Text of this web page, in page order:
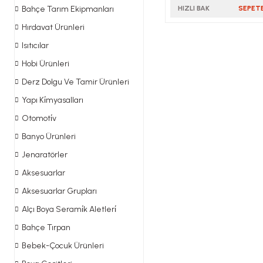
Bahçe Tarım Ekipmanları
Hırdavat Ürünleri
Isıtıcılar
Hobi Ürünleri
Derz Dolgu Ve Tamir Ürünleri
Yapı Ki̇myasalları
Otomoti̇v
Banyo Ürünleri
Jenaratörler
Aksesuarlar
Aksesuarlar Grupları
Alçı Boya Serami̇k Aletleri̇
Bahçe Tırpan
Bebek-Çocuk Ürünleri
HIZLI BAK